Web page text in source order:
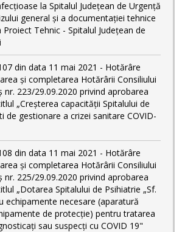
la Spitalul Județean de Urgență
general și a documentației tehnice
Tehnic - Spitalul Județean de
din data 11 mai 2021 - Hotărâre
și completarea Hotărârii Consiliului
nr. 223/29.09.2020 privind aprobarea
„Creșterea capacității Spitalului de
de gestionare a crizei sanitare COVID-
din data 11 mai 2021 - Hotărâre
și completarea Hotărârii Consiliului
nr. 225/29.09.2020 privind aprobarea
„Dotarea Spitalului de Psihiatrie „Sf.
echipamente necesare (aparatură
de protecție) pentru tratarea
sau suspecți cu COVID 19"